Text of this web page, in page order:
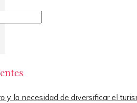
y la necesidad de diversificar el